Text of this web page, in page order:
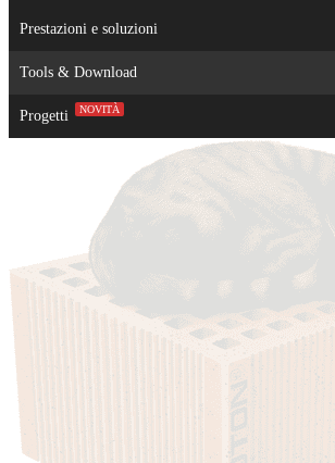
Prestazioni e soluzioni
Tools & Download
Progetti NOVITÀ